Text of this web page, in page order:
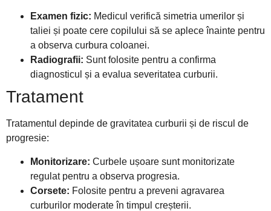
Examen fizic: Medicul verifică simetria umerilor și
taliei și poate cere copilului să se aplece înainte pentru
a observa curbura coloanei.
Radiografii: Sunt folosite pentru a confirma
diagnosticul și a evalua severitatea curburii.
Tratament
Tratamentul depinde de gravitatea curburii și de riscul de
progresie:
Monitorizare: Curbele ușoare sunt monitorizate
regulat pentru a observa progresia.
Corsete: Folosite pentru a preveni agravarea
curburilor moderate în timpul creșterii.